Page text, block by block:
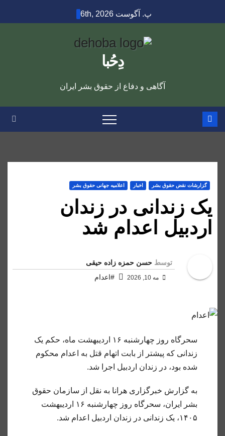
to
پ. آگوست 6th, 2026
دِحُبا
آگاهی و دفاع از حقوق بشر ایران
گزارشات نقض حقوق بشر اخبار اعلاميه جهانی حقوق بشر
یک زندانی در زندان
اردبیل اعدام شد
توسط حسن حمزه زاده حیقی
مه 10, 2026 #اعدام
سحرگاه روز چهارشنبه ۱۶ اردیبهشت ماه، حکم یک
زندانی که پیشتر از بابت اتهام قتل به اعدام محکوم
شده بود، در زندان اردبیل اجرا شد.
به گزارش خبرگزاری هرانا به نقل از سازمان حقوق
بشر ایران، سحرگاه روز چهارشنبه ۱۶ اردیبهشت
۱۴۰۵، یک زندانی در زندان اردبیل اعدام شد.